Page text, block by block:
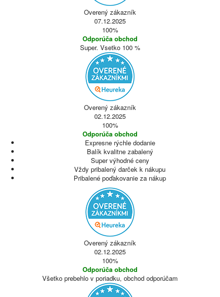
Overený zákazník
07.12.2025
100%
Odporúča obchod
Super. Vsetko 100 %
Overený zákazník
02.12.2025
100%
Odporúča obchod
Expresne rýchle dodanie
Balík kvalitne zabalený
Super výhodné ceny
Vždy pribalený darček k nákupu
Pribalené poďakovanie za nákup
Overený zákazník
02.12.2025
100%
Odporúča obchod
Všetko prebehlo v poriadku, obchod odporúčam